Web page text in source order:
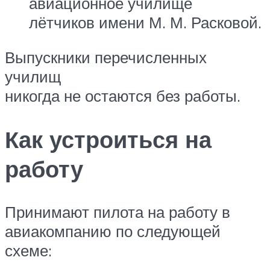
лётчиков имени М. М. Расковой‎.
Выпускники перечисленных
училищ
никогда не остаются без работы.
Как устроиться на
работу
Принимают пилота на работу в
авиакомпанию по следующей
схеме: